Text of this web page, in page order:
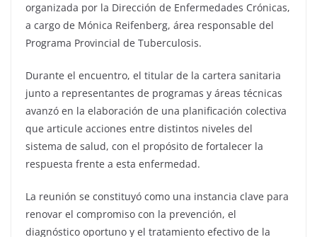
organizada por la Dirección de Enfermedades Crónicas,
a cargo de Mónica Reifenberg, área responsable del
Programa Provincial de Tuberculosis.
Durante el encuentro, el titular de la cartera sanitaria
junto a representantes de programas y áreas técnicas
avanzó en la elaboración de una planificación colectiva
que articule acciones entre distintos niveles del
sistema de salud, con el propósito de fortalecer la
respuesta frente a esta enfermedad.
La reunión se constituyó como una instancia clave para
renovar el compromiso con la prevención, el
diagnóstico oportuno y el tratamiento efectivo de la